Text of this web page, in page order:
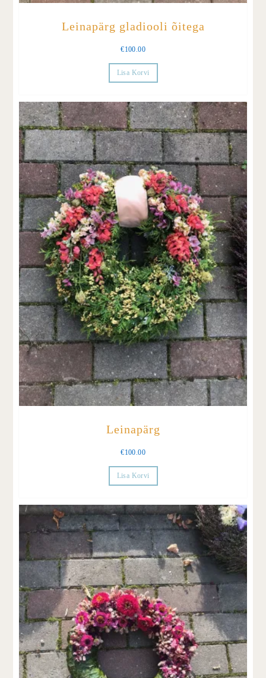
Leinapärg gladiooli õitega
€100.00
Lisa Korvi
Leinapärg
€100.00
Lisa Korvi